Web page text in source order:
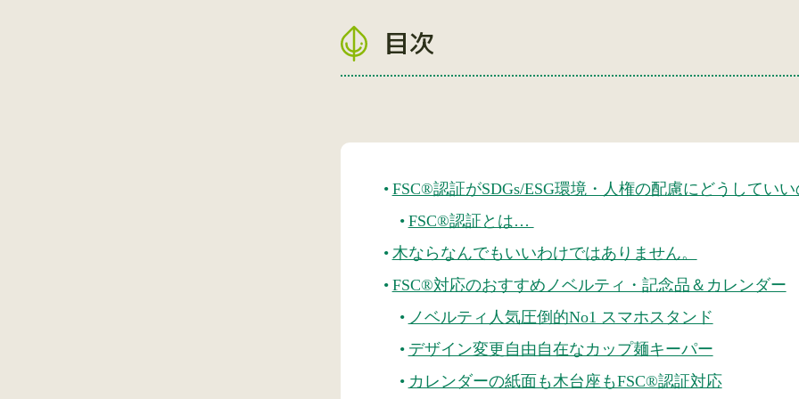
目次
FSC®︎認証がSDGs/ESG環境・人権の配慮にどうしてい
FSC®︎認証とは…
木ならなんでもいいわけではありません。
FSC®︎対応のおすすめノベルティ・記念品＆カレンダー
ノベルティ人気圧倒的No1 スマホスタンド
デザイン変更自由自在なカップ麺キーパー
カレンダーの紙面も木台座もFSC®︎認証対応